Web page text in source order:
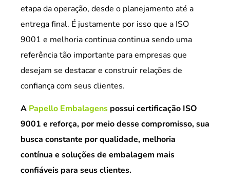
etapa da operação, desde o planejamento até a
entrega final. É justamente por isso que a ISO
9001 e melhoria continua continua sendo uma
referência tão importante para empresas que
desejam se destacar e construir relações de
confiança com seus clientes.
A Papello Embalagens possui certificação ISO
9001 e reforça, por meio desse compromisso, sua
busca constante por qualidade, melhoria
contínua e soluções de embalagem mais
confiáveis para seus clientes.